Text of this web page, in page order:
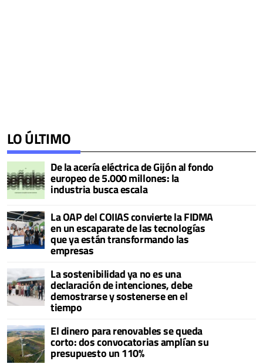
LO ÚLTIMO
De la acería eléctrica de Gijón al fondo
europeo de 5.000 millones: la
industria busca escala
La OAP del COIIAS convierte la FIDMA
en un escaparate de las tecnologías
que ya están transformando las
empresas
La sostenibilidad ya no es una
declaración de intenciones, debe
demostrarse y sostenerse en el
tiempo
El dinero para renovables se queda
corto: dos convocatorias amplían su
presupuesto un 110%